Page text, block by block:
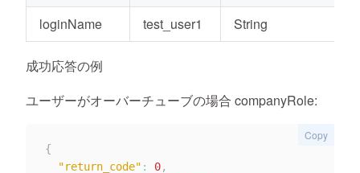
loginName
test_user1 String
成功応答の例
ユーザーがオーバーチューブの場合 companyRole:
{
"return_code" : 0,
Copy